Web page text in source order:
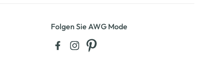
Folgen Sie AWG Mode